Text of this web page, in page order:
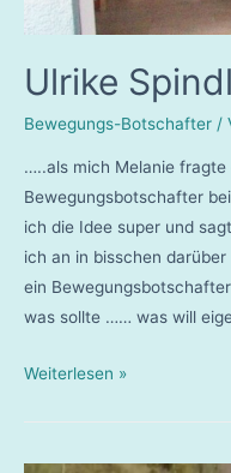
Ulrike
Bewegungs-Botschafter /
…..als mich Melanie
Bewegungsbotschafter
ich die Idee super und
ich an in bisschen
ein
was sollte …… was will
Ulrike
Weiterlesen »